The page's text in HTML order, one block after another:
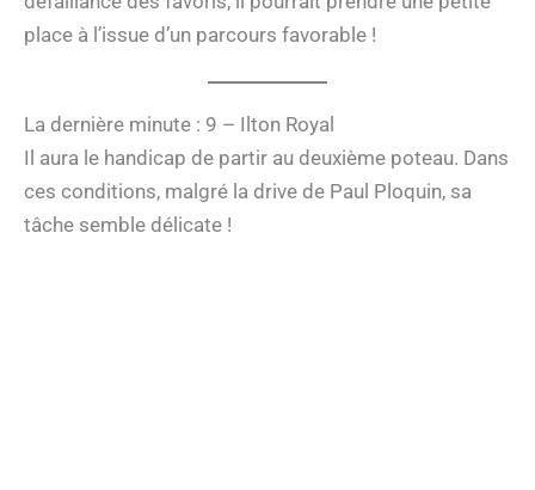
place à l’issue d’un parcours favorable !
La dernière minute : 9 – Ilton Royal
Il aura le handicap de partir au deuxième poteau. Dans
ces conditions, malgré la drive de Paul Ploquin, sa
tâche semble délicate !